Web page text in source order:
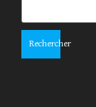
Rechercher